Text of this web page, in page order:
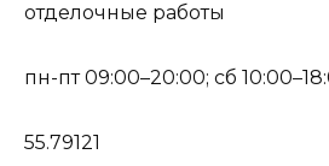
отделочные работы
пн-пт 09:00–20:00; сб
55.79121